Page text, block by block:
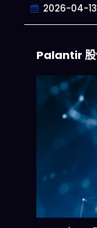
2026-04-13
Palantir 股